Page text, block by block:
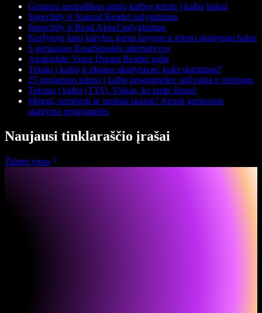
Geriausi australiškos anglų kalbos teksto į kalbą balsai
Speechify ir Natural Reader palyginimas
Speechify ir Read Aloud palyginimas
Keršytojų fanų kūryba: garso knygos ir teksto skaitymas balsu
5 geriausios ReadSpeaker alternatyvos
Atrakinkite Voice Dream Reader galią
Teksto į kalbą ir ekrano skaitytuvas: koks skirtumas?
25 geriausios teksto į kalbą programėlės: apžvalga ir reitingas
Tekstas į kalbą (TTS). Viskas, ką turite žinoti!
Mėgsti, nemėgsti ar sunkiai skaitai? Atrask geriausias
skaitymo programėles
Naujausi tinklaraščio įrašai
Žiūrėti visus